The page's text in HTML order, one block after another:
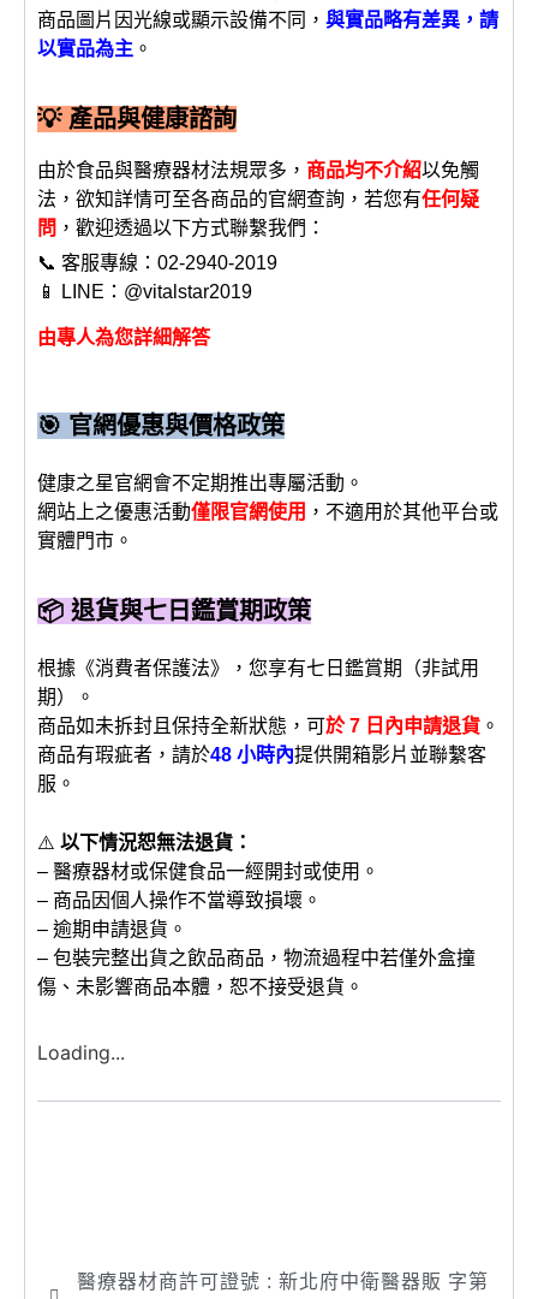
商品圖片因光線或顯示設備不同， 與實品略有差異，請
以實品為主 。
💡 產品與健康諮詢
由於食品與醫療器材法規眾多， 商品均不介紹以免觸
法，欲知詳情可至各商品的官網查詢，若您有任何疑
問 ，歡迎透過以下方式聯繫我們：
📞 客服專線：02-2940-2019
📱 LINE：@vitalstar2019
由專人為您詳細解答
🎯 官網優惠與價格政策
健康之星官網會不定期推出專屬活動。
網站上之優惠活動僅限官網使用 ，不適用於其他平台或
實體門市。
📦 退貨與七日鑑賞期政策
根據《消費者保護法》，您享有七日鑑賞期（非試用
期）。
商品如未拆封且保持全新狀態，可於 7 日內申請退貨 。
商品有瑕疵者，請於48 小時內提供開箱影片並聯繫客
服。
⚠️ 以下情況恕無法退貨：
– 醫療器材或保健食品一經開封或使用。
– 商品因個人操作不當導致損壞。
– 逾期申請退貨。
– 包裝完整出貨之飲品商品，物流過程中若僅外盒撞
傷、未影響商品本體，恕不接受退貨。
Loading...
醫療器材商許可證號 : 新北府中衛醫器販 字第